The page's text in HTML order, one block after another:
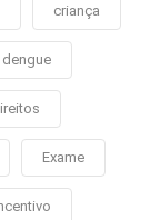
criança
dengue
Exame